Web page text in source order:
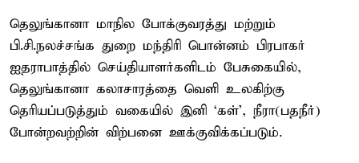
தெலுங்கானா மாநில போக்குவரத்து மற்றும்
பி.சி.நலச்சங்க துறை மந்திரி பொன்னம் பிரபாகர்
ஐதராபாத்தில் செய்தியாளர்களிடம் பேசுகையில்,
தெலுங்கானா கலாசாரத்தை வெளி உலகிற்கு
தெரியப்படுத்தும் வகையில் இனி ‘கள்’, நீரா(பதநீர்)
போன்றவற்றின் விற்பனை ஊக்குவிக்கப்படும்.